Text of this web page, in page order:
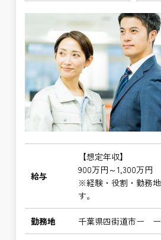
給与
【想定年収】
900万円～1,300万円
※経験・役割・勤務
す。
勤務地 千葉県四街道市ー ー